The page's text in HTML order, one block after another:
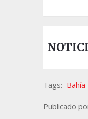
Tags: Bahía
Publicado